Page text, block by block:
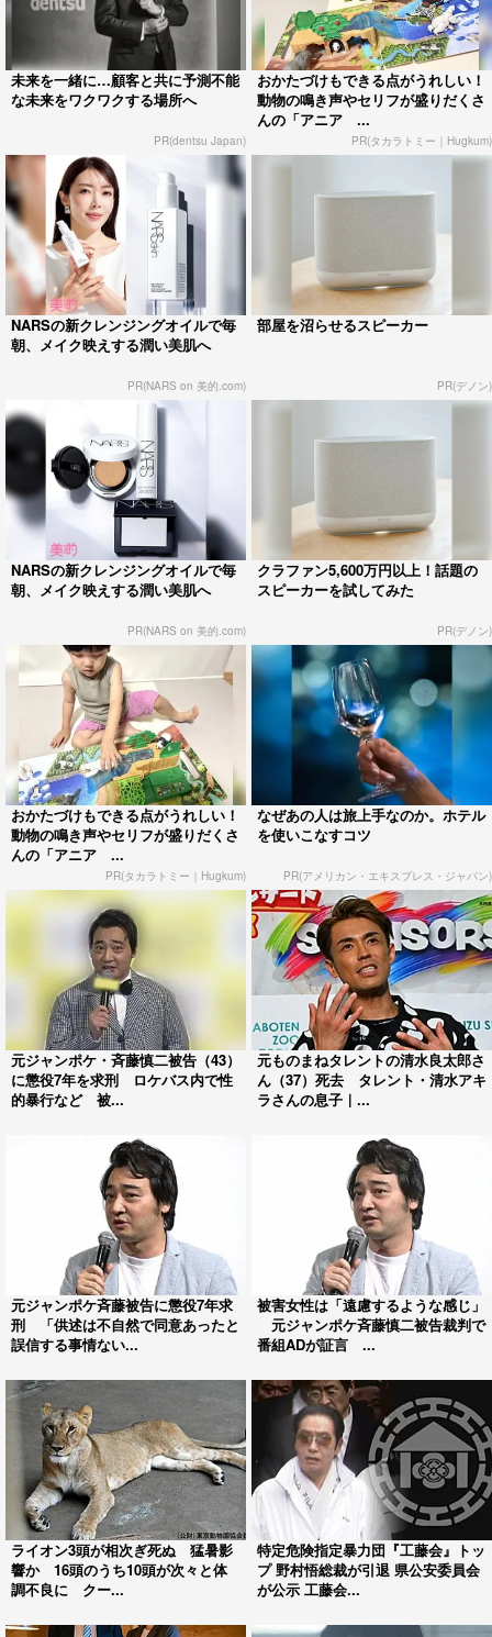
未来を一緒に…顧客と共に予測不能
な未来をワクワクする場所へ
PR(dentsu Japan)
おかたづけもできる点がうれしい！
動物の鳴き声やセリフが盛りだくさ
んの「アニア ...
PR(タカラトミー｜Hugkum)
NARSの新クレンジングオイルで毎
朝、メイク映えする潤い美肌へ
PR(NARS on 美的.com)
部屋を沼らせるスピーカー
PR(デノン)
NARSの新クレンジングオイルで毎
朝、メイク映えする潤い美肌へ
PR(NARS on 美的.com)
クラファン5,600万円以上！話題の
スピーカーを試してみた
PR(デノン)
おかたづけもできる点がうれしい！
動物の鳴き声やセリフが盛りだくさ
んの「アニア ...
PR(タカラトミー｜Hugkum)
なぜあの人は旅上手なのか。ホテル
を使いこなすコツ
PR(アメリカン・エキスプレス・ジャパン)
元ジャンポケ・斉藤慎二被告（43）
に懲役7年を求刑 ロケバス内で性
的暴行など 被...
元ものまねタレントの清水良太郎さ
ん（37）死去 タレント・清水アキ
ラさんの息子｜...
元ジャンポケ斉藤被告に懲役7年求
刑 「供述は不自然で同意あったと
誤信する事情ない...
被害女性は「遠慮するような感じ」
元ジャンポケ斉藤慎二被告裁判で
番組ADが証言 ...
ライオン3頭が相次ぎ死ぬ 猛暑影
響か 16頭のうち10頭が次々と体
調不良に クー...
特定危険指定暴力団『工藤会』トッ
プ 野村悟総裁が引退 県公安委員会
が公示 工藤会...